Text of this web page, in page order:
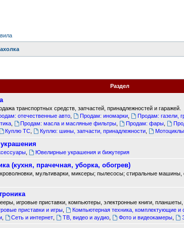
Раздел
транспортных средств, запчастей, принадлежностей и гаражей.
отечественные авто Продам: иномарки Продам: газели,
, Продам: масла и масляные фильтры Продам: фары
Куплю ТС Куплю: шины, запчасти, принадлежности
Ювелирные украшения и бижутерия
(кухня, прачечная, уборка, обогрев)
мультиварки, миксеры; пылесосы; стиральные
игровые приставки, компьютеры, электронные книги,
приставки и игры Компьютерная техника, комплектующие и
, Сеть и интернет ТВ, видео и аудио Фото и видеокамеры